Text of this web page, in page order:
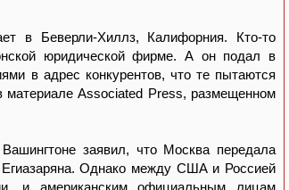
в Беверли-Хиллз, Калифорния. Кто-то
юридической фирме. А он подал в
в адрес конкурентов, что те пытаются
материале Associated Press, размещенном
заявил, что Москва передала
Однако между США и Россией
и американским официальным лицам